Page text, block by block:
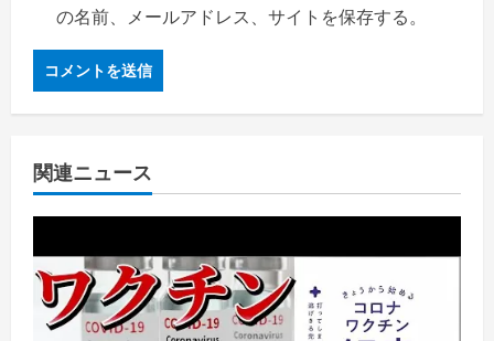
の名前、メールアドレス、サイトを保存する。
関連ニュース